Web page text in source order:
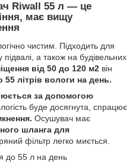
Riwall 55 л — це
має вищу
чистим. Підходить для
а також на будівельних
від 50 до 120 м2 він
55 літрів вологи на день.
за допомогою
буде досягнута, спрацює
Осушувач має
шланга для
фільтр легко миється.
до 55 л на день